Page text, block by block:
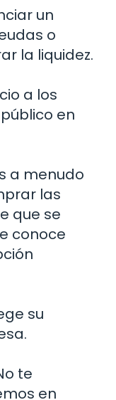
un
o
la liquidez.
a los
en
a menudo
las
que se
conoce
su
te
en